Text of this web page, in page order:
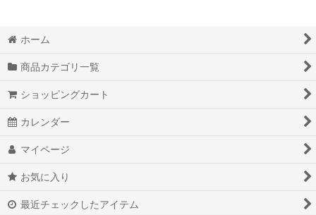
ホーム
商品カテゴリ一覧
ショッピングカート
カレンダー
マイページ
お気に入り
最近チェックしたアイテム